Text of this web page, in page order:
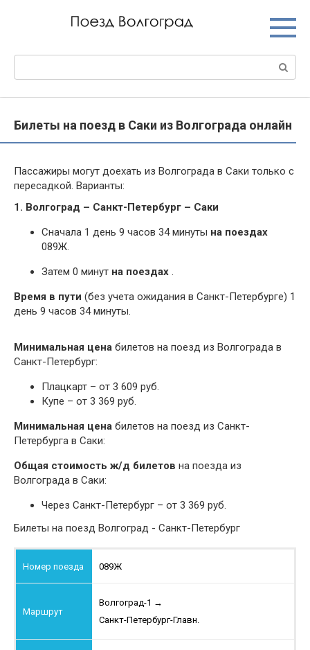
Билеты на поезд в Саки из Волгограда онлайн
Пассажиры могут доехать из Волгограда в Саки только с
пересадкой. Варианты:
1. Волгоград – Санкт-Петербург – Саки
Сначала 1 день 9 часов 34 минуты на поездах
089Ж.
Затем 0 минут на поездах .
Время в пути (без учета ожидания в Санкт-Петербурге) 1
день 9 часов 34 минуты.
Минимальная цена билетов на поезд из Волгограда в
Санкт-Петербург:
Плацкарт – от 3 609 руб.
Купе – от 3 369 руб.
Минимальная цена билетов на поезд из Санкт-
Петербурга в Саки:
Общая стоимость ж/д билетов на поезда из
Волгограда в Саки:
Через Санкт-Петербург – от 3 369 руб.
Билеты на поезд Волгоград - Санкт-Петербург
089Ж
Волгоград-1 →
Санкт-Петербург-Главн.